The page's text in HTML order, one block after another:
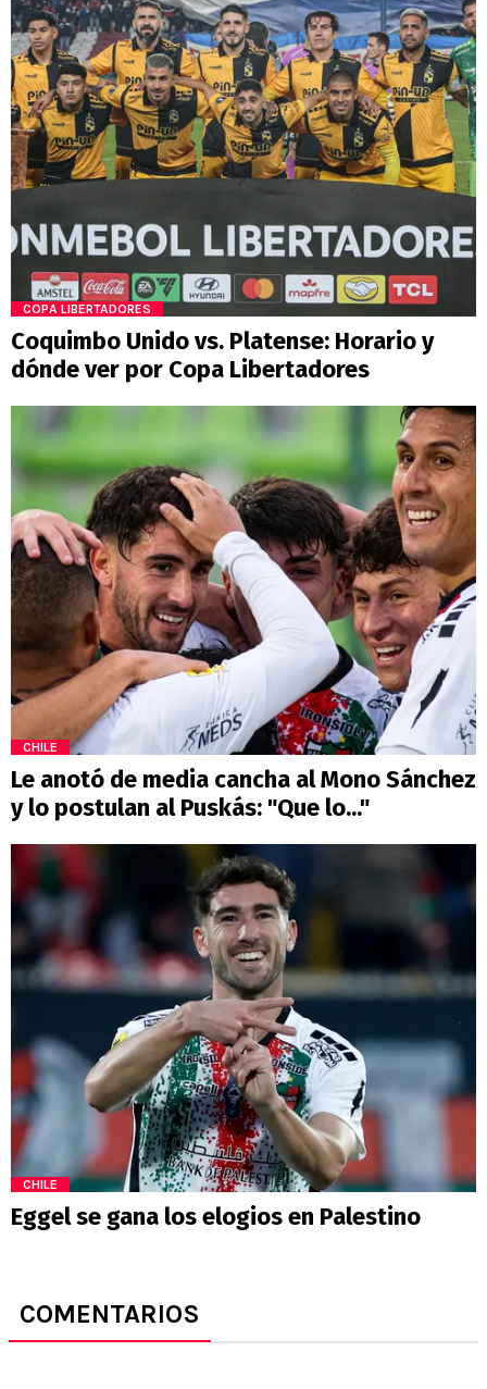
COPA LIBERTADORES
Coquimbo Unido vs. Platense: Horario y
dónde ver por Copa Libertadores
CHILE
Le anotó de media cancha al Mono Sánchez
y lo postulan al Puskás: "Que lo..."
CHILE
Eggel se gana los elogios en Palestino
COMENTARIOS